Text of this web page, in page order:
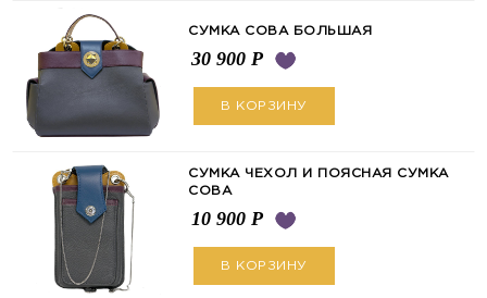
СУМКА СОВА БОЛЬШАЯ
30 900Р
В КОРЗИНУ
СУМКА ЧЕХОЛ И ПОЯСНАЯ СУМКА
СОВА
10 900Р
В КОРЗИНУ